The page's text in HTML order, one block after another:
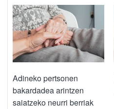
Adineko pertsonen
bakardadea arintzen
saiatzeko neurri berriak